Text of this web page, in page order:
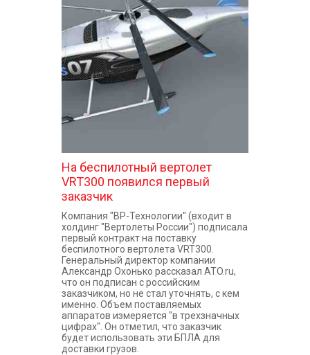
На беспилотный вертолет
VRT300 появился первый
заказчик
Компания "ВР-Технологии" (входит в
холдинг "Вертолеты России") подписала
первый контракт на поставку
беспилотного вертолета VRT300.
Генеральный директор компании
Александр Охонько рассказал ATO.ru,
что он подписан с российским
заказчиком, но не стал уточнять, с кем
именно. Объем поставляемых
аппаратов измеряется "в трехзначных
цифрах". Он отметил, что заказчик
будет использовать эти БПЛА для
доставки грузов.